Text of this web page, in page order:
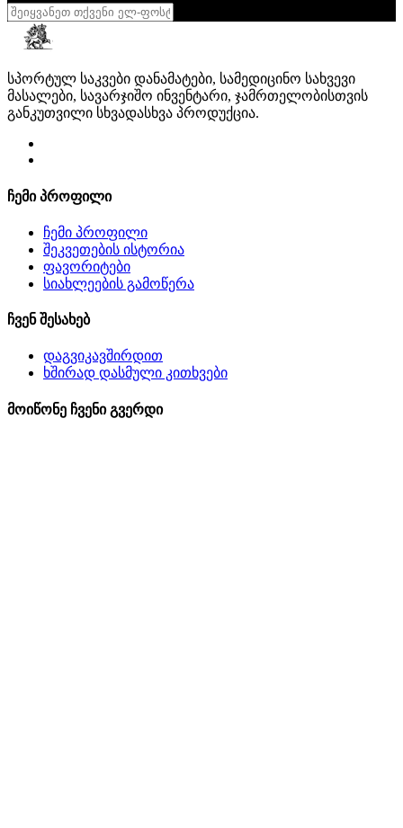
სპორტულ საკვები დანამატები, სამედიცინო სახვევი
მასალები, სავარჯიშო ინვენტარი, ჯამრთელობისთვის
განკუთვილი სხვადასხვა პროდუქცია.
ჩემი პროფილი
ჩემი პროფილი
შეკვეთების ისტორია
ფავორიტები
სიახლეების გამოწერა
ჩვენ შესახებ
დაგვიკავშირდით
ხშირად დასმული კითხვები
მოიწონე ჩვენი გვერდი